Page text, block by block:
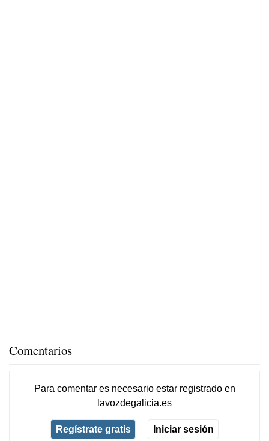
Comentarios
Para comentar es necesario estar registradoen
lavozdegalicia.es
Regístrate gratis Iniciar sesión